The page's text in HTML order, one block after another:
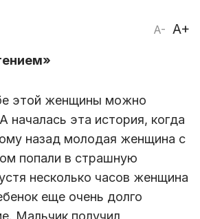
A- A+
этой женщины можно
началась эта история, когда
назад молодая женщина с
попали в страшную
несколько часов женщина
еще очень долго
Мальчик получил